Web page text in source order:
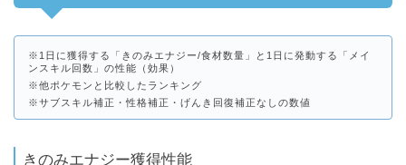
※1日に獲得する「きのみエナジー/食材数量」と1日に発動する「メイ
ンスキル回数」の性能（効果）
※他ポケモンと比較したランキング
※サブスキル補正・性格補正・げんき回復補正なしの数値
きのみエナジー獲得性能